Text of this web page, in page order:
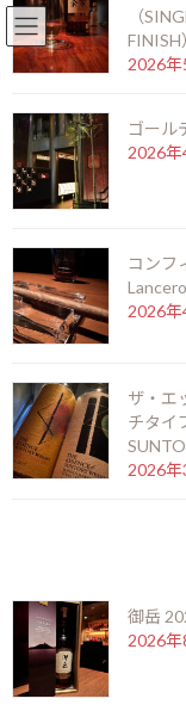
コ
ン
ツ
へ
ッ
プ
ナ
ー
シ
ョ
移
動
オヨ・
ルコロナ
HOME シガーを愉
オヨ・デ・モンテレイ ダ
Hoyo De
サイズ：プロミネン
（
FINISH
2026年
ゴール
2026年
コンフ
Lancero
2026年
ザ・エ
チタイ
2026年
御岳
2026年